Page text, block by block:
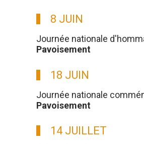
8 JUIN
Journée nationale
Pavoisement
18 JUIN
Journée nationale
Pavoisement
14 JUILLET